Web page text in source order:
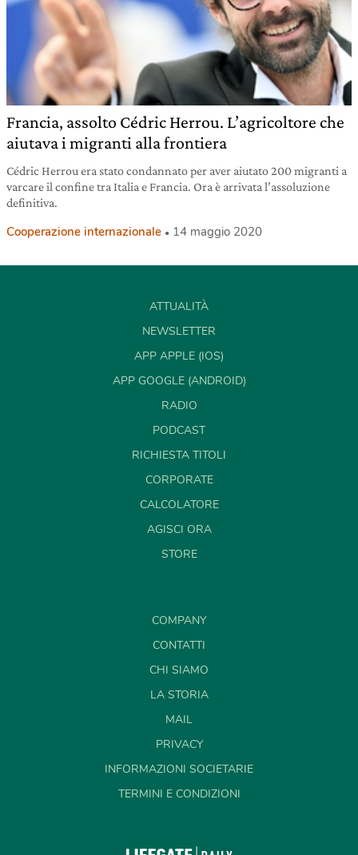
Francia, assolto Cédric Herrou. L’agricoltore che
aiutava i migranti alla frontiera
Cédric Herrou era stato condannato per aver aiutato 200 migranti a
varcare il confine tra Italia e Francia. Ora è arrivata l’assoluzione
definitiva.
Cooperazione internazionale 14 maggio 2020
ATTUALITÀ
NEWSLETTER
APP APPLE (IOS)
APP GOOGLE (ANDROID)
RADIO
PODCAST
RICHIESTA TITOLI
CORPORATE
CALCOLATORE
AGISCI ORA
STORE
COMPANY
CONTATTI
CHI SIAMO
LA STORIA
MAIL
PRIVACY
INFORMAZIONI SOCIETARIE
TERMINI E CONDIZIONI